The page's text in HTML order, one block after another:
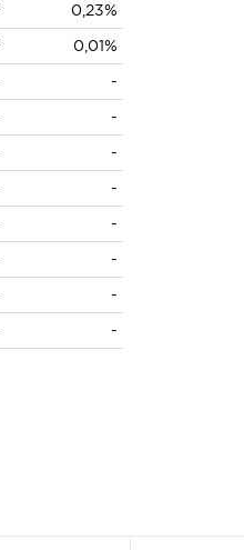
0,23%
0,01%
-
-
-
-
-
-
-
-